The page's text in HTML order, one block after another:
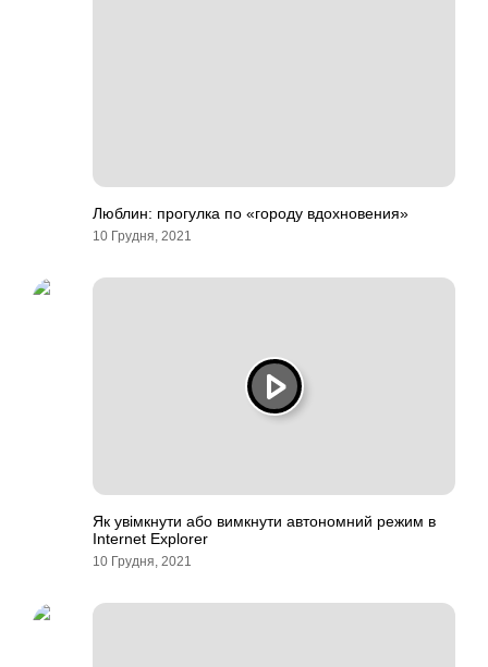
Люблин: прогулка по «городу вдохновения»
10 Грудня, 2021
Як увімкнути або вимкнути автономний режим в
Internet Explorer
10 Грудня, 2021